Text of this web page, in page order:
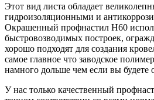
Этот вид листа обладает
гидроизоляционными и
Окрашенный профнастил Н60
быстровозводимых построек,
хорошо подходят для создания
самое главное что заводское
намного дольше чем если вы будете
У нас только качественный